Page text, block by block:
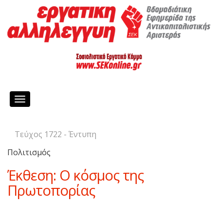
Toggle
Τεύχος 1722 - Έντυπη
Πολιτισμός
Έκθεση: Ο κόσμος της
Πρωτοπορίας